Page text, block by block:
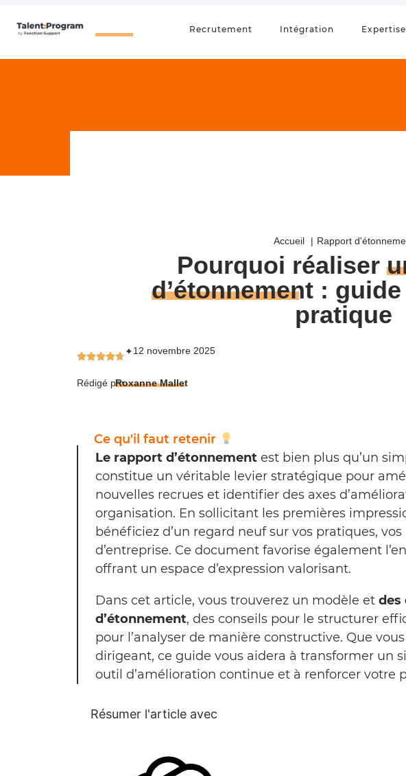
Recrutement Intégration Expertise
Accueil Rapport
Pourquoi réaliser
d’étonnement :
pratique
✦12 novembre 2025
Rédigé parRoxanne Mallet
Ce qu'il faut retenir
Le rapport d’étonnement est bien plus qu’un
constitue un véritable levier stratégique pour
nouvelles recrues et identifier des axes
organisation. En sollicitant les premières
bénéficiez d’un regard neuf sur vos pratiques,
d’entreprise. Ce document favorise également
offrant un espace d’expression valorisant.
Dans cet article, vous trouverez un modèle et des
d’étonnement, des conseils pour le structurer
pour l’analyser de manière constructive. Que
dirigeant, ce guide vous aidera à transformer un
outil d’amélioration continue et à renforcer votre
Résumer l'article avec